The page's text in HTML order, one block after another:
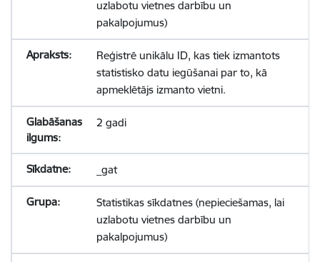
uzlabotu vietnes darbību un
pakalpojumus)
Reģistrē unikālu ID, kas tiek izmantots
statistisko datu iegūšanai par to, kā
apmeklētājs izmanto vietni.
2 gadi
_gat
Statistikas sīkdatnes (nepieciešamas, lai
uzlabotu vietnes darbību un
pakalpojumus)